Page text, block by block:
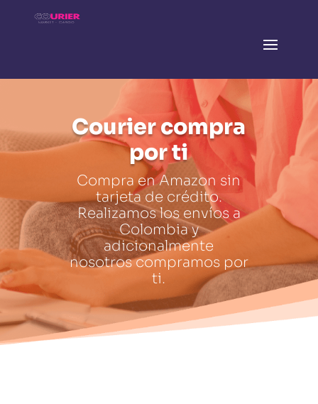
Courier compra
por ti
Compra en Amazon sin
tarjeta de crédito.
Realizamos los envíos a
Colombia y
adicionalmente
nosotros compramos por
ti.